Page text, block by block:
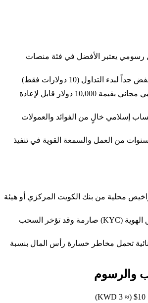
رسومي يعتبر الأفضل في فئة منصات
لبدء التداول (10 دولارات فقط)
حساب تجريبي مجاني بقيمة 10,000 دولار قابل لإعادة
إسلامي خالٍ من الفوائد والعمولات
أكثر من 10 سنوات من العمل والسمعة القوية في تنفيذ
محلية من بنك الكويت المركزي أو هيئة
شروط توثيق الهوية (KYC) صارمة وقد تؤخر السحب
تحمل مخاطر خسارة رأس المال بنسبة
والرسوم
$10 (≈ 3 KWD)